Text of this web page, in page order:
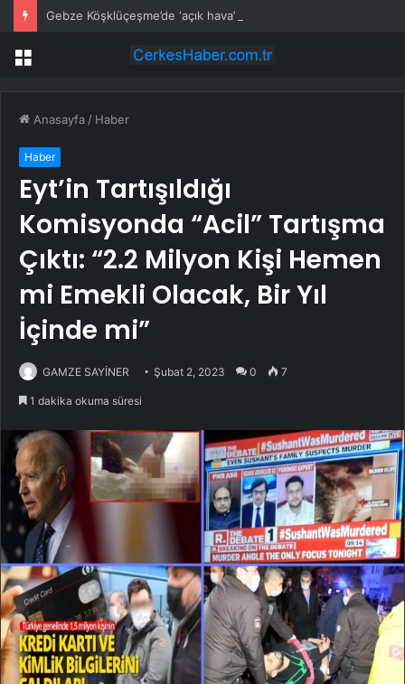
Gebze Köşklüçeşme’de ‘açık hava’ keyif
Menü
Anasayfa / Haber
Haber
Eyt’in Tartışıldığı
Komisyonda “Acil” Tartışma
Çıktı: “2.2 Milyon Kişi Hemen
mi Emekli Olacak, Bir Yıl
İçinde mi”
GAMZE SAYİNER Şubat 2, 2023 0 7
1 dakika okuma süresi